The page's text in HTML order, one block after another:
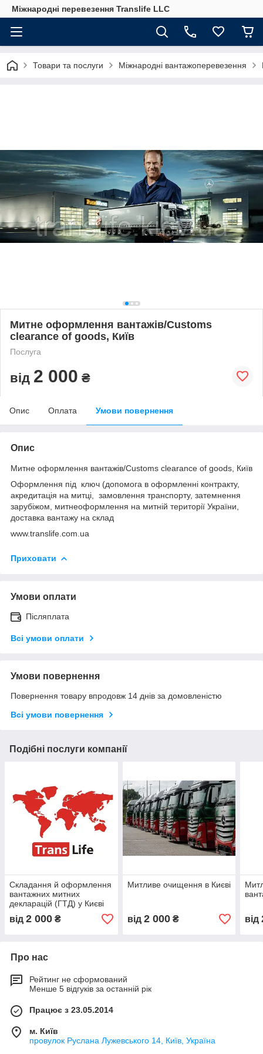
Міжнародні перевезення Translife LLC
Товари та послуги Міжнародні вантажоперевезення
Митне оформлення вантажів/Customs
clearance of goods, Київ
Послуга
від 2 000 ₴
Опис Оплата Умови повернення
Опис
Митне оформлення вантажів/Customs clearance of goods, Київ
Оформлення під ключ (допомога в оформленні контракту,
акредитація на митці, замовлення транспорту, затемнення
зарубіжом, митнеоформлення на митній території України,
доставка вантажу на склад
www.translife.com.ua
Приховати
Умови оплати
Післяплата
Всі умови оплати
Умови повернення
Повернення товару впродовж 14 днів за домовленістю
Всі умови повернення
Подібні послуги компанії
Складання й оформлення
вантажних митних
декларацій (ГТД) у Києві
від 2 000 ₴
Митливе очищення в Києві
від 2 000₴ від
Про нас
Рейтинг не сформований
Менше 5 відгуків за останній рік
Працює з 23.05.2014
м. Київ
провулок Руслана Лужевського 14, Київ, Україна